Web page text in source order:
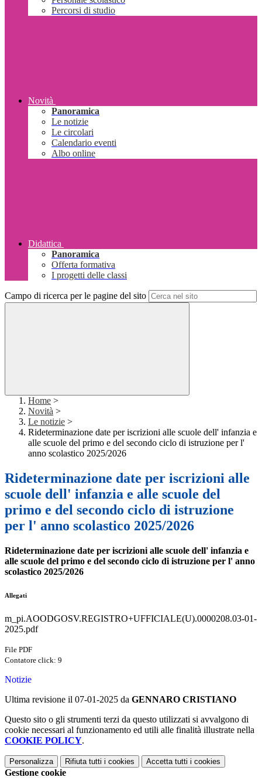
Percorsi di studio
Novità
Panoramica
Le notizie
Le circolari
Calendario eventi
Albo online
Didattica
Panoramica
Offerta formativa
I progetti delle classi
Campo di ricerca per le pagine del sito
Home >
Novità >
Le notizie >
Rideterminazione date per iscrizioni alle scuole dell' infanzia e
alle scuole del primo e del secondo ciclo di istruzione per l'
anno scolastico 2025/2026
Rideterminazione date per iscrizioni alle
scuole dell' infanzia e alle scuole del
primo e del secondo ciclo di istruzione
per l' anno scolastico 2025/2026
Rideterminazione date per iscrizioni alle scuole dell' infanzia e
alle scuole del primo e del secondo ciclo di istruzione per l' anno
scolastico 2025/2026
Allegati
m_pi.AOODGOSV.REGISTRO+UFFICIALE(U).0000208.03-01-
2025.pdf
File PDF
Contatore click: 9
Notizie
Ultima revisione il 07-01-2025 da GENNARO CRISTIANO
Questo sito o gli strumenti terzi da questo utilizzati si avvalgono di
cookie necessari al funzionamento ed utili alle finalità illustrate nella
COOKIE POLICY.
Personalizza Rifiuta tutti i cookies Accetta tutti i cookies
Gestione cookie